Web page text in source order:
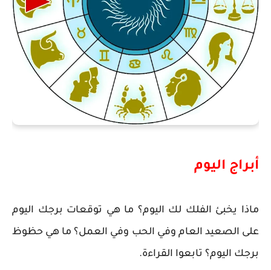
أبراج اليوم
ماذا يخبئ الفلك لك اليوم؟ ما هي توقعات برجك اليوم
على الصعيد العام وفي الحب وفي العمل؟ ما هي حظوظ
برجك اليوم؟ تابعوا القراءة.